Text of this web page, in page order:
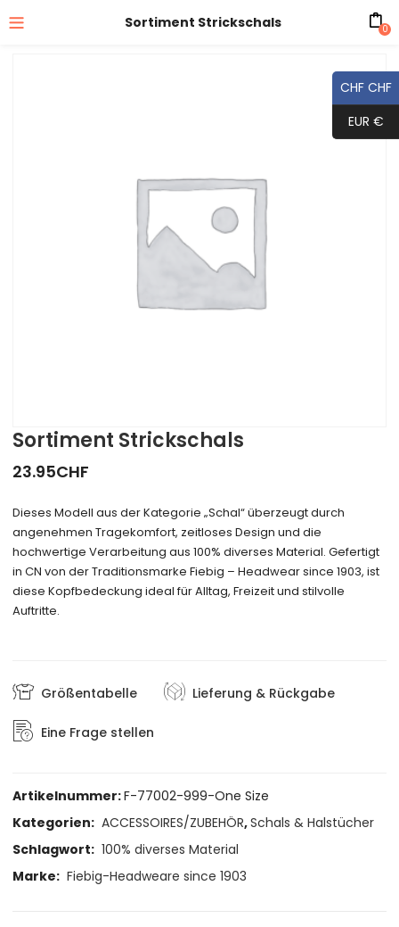
Sortiment Strickschals 0
Sortiment Strickschals
23.95CHF
Dieses Modell aus der Kategorie „Schal“ überzeugt durch
angenehmen Tragekomfort, zeitloses Design und die
hochwertige Verarbeitung aus 100% diverses Material. Gefertigt
in CN von der Traditionsmarke Fiebig – Headwear since 1903, ist
diese Kopfbedeckung ideal für Alltag, Freizeit und stilvolle
Auftritte.
Größentabelle Lieferung & Rückgabe
Eine Frage stellen
Artikelnummer:F-77002-999-One Size
Kategorien: ACCESSOIRES/ZUBEHÖR,Schals & Halstücher
Schlagwort: 100% diverses Material
Marke: Fiebig-Headweare since 1903
CHF CHF
EUR €